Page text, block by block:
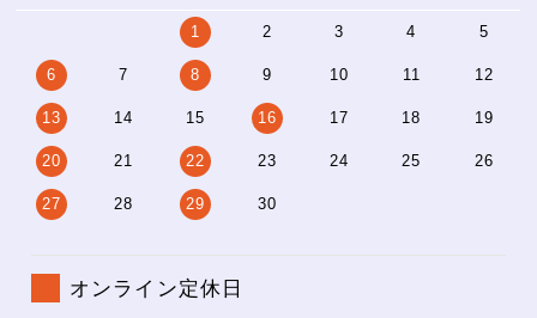
1 2 3 4 5
6 7 8 9 10 11 12
13 14 15 16 17 18 19
20 21 22 23 24 25 26
27 28 29 30
オンライン定休日